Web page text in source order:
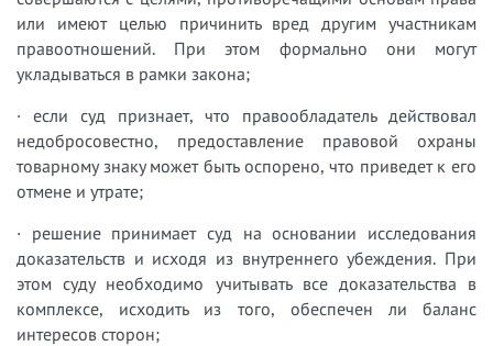
или имеют целью причинить вред другим участникам
правоотношений. При этом формально они могут
укладываться в рамки закона;
· если суд признает, что правообладатель действовал
недобросовестно, предоставление правовой охраны
товарному знаку может быть оспорено, что приведет к его
отмене и утрате;
· решение принимает суд на основании исследования
доказательств и исходя из внутреннего убеждения. При
этом суду необходимо учитывать все доказательства в
комплексе, исходить из того, обеспечен ли баланс
интересов сторон;